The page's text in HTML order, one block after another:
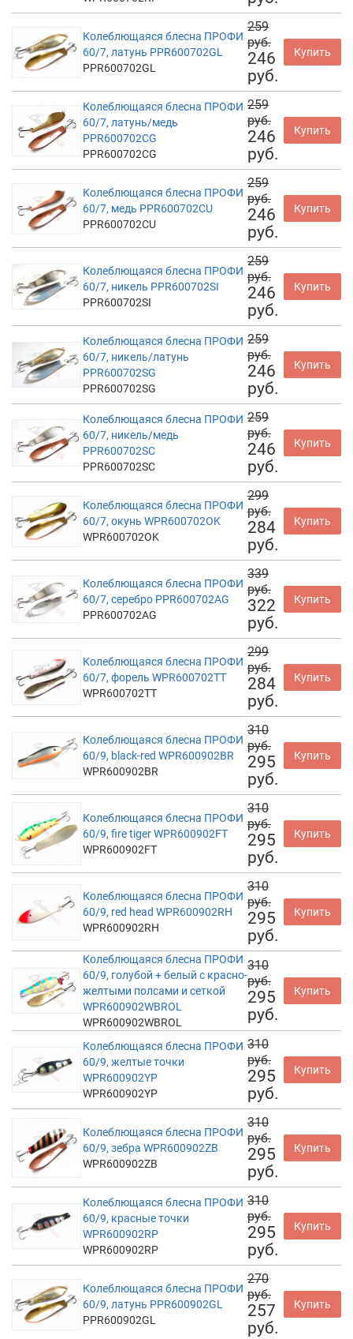
Колеблющаяся блесна ПРОФИ
60/7, латунь PPR600702GL
PPR600702GL
259
руб.
246
руб.
Купить
Колеблющаяся блесна ПРОФИ
60/7, латунь/медь
PPR600702CG
PPR600702CG
259
руб.
246
руб.
Купить
Колеблющаяся блесна ПРОФИ
60/7, медь PPR600702CU
PPR600702CU
259
руб.
246
руб.
Купить
Колеблющаяся блесна ПРОФИ
60/7, никель PPR600702SI
PPR600702SI
259
руб.
246
руб.
Купить
Колеблющаяся блесна ПРОФИ
60/7, никель/латунь
PPR600702SG
PPR600702SG
259
руб.
246
руб.
Купить
Колеблющаяся блесна ПРОФИ
60/7, никель/медь
PPR600702SC
PPR600702SC
259
руб.
246
руб.
Купить
Колеблющаяся блесна ПРОФИ
60/7, окунь WPR600702OK
WPR600702OK
299
руб.
284
руб.
Купить
Колеблющаяся блесна ПРОФИ
60/7, серебро PPR600702AG
PPR600702AG
339
руб.
322
руб.
Купить
Колеблющаяся блесна ПРОФИ
60/7, форель WPR600702TT
WPR600702TT
299
руб.
284
руб.
Купить
Колеблющаяся блесна ПРОФИ
60/9, black-red WPR600902BR
WPR600902BR
310
руб.
295
руб.
Купить
Колеблющаяся блесна ПРОФИ
60/9, fire tiger WPR600902FT
WPR600902FT
310
руб.
295
руб.
Купить
Колеблющаяся блесна ПРОФИ
60/9, red head WPR600902RH
WPR600902RH
310
руб.
295
руб.
Купить
Колеблющаяся блесна ПРОФИ
60/9, голубой + белый с красно-
желтыми полсами и сеткой
WPR600902WBROL
WPR600902WBROL
310
руб.
295
руб.
Купить
Колеблющаяся блесна ПРОФИ
60/9, желтые точки
WPR600902YP
WPR600902YP
310
руб.
295
руб.
Купить
Колеблющаяся блесна ПРОФИ
60/9, зебра WPR600902ZB
WPR600902ZB
310
руб.
295
руб.
Купить
Колеблющаяся блесна ПРОФИ
60/9, красные точки
WPR600902RP
WPR600902RP
310
руб.
295
руб.
Купить
Колеблющаяся блесна ПРОФИ
60/9, латунь PPR600902GL
PPR600902GL
270
руб.
257
руб.
Купить